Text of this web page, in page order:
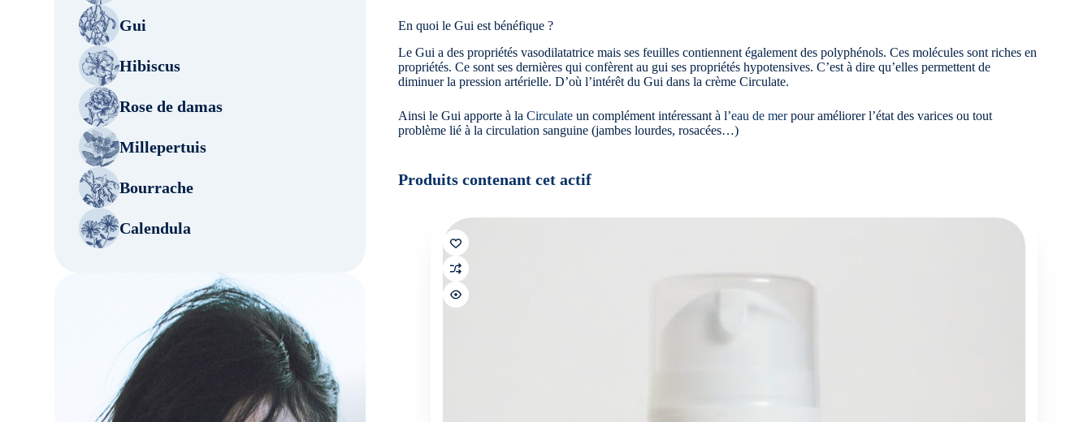
Gui
Hibiscus
Rose de damas
Millepertuis
Bourrache
Calendula
En quoi le Gui est bénéfique ?
Le Gui a des propriétés vasodilatatrice mais ses feuilles contiennent également des polyphénols. Ces molécules sont riches en
propriétés. Ce sont ses dernières qui confèrent au gui ses propriétés hypotensives. C’est à dire qu’elles permettent de
diminuer la pression artérielle. D’où l’intérêt du Gui dans la crème Circulate.
Ainsi le Gui apporte à laCirculate un complément intéressant à l’eau de merpour améliorer l’état des varices ou tout
problème lié à la circulation sanguine (jambes lourdes, rosacées…)
Produits contenant cet actif